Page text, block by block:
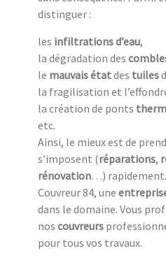
distinguer :
les infiltrations d’eau,
la dégradation des
le mauvais étatdes tuiles
la fragilisation et
la création de ponts
etc.
Ainsi, le mieux est de
s’imposent (réparations,
rénovation…)
Couvreur 84, une
dans le domaine. Vous
nos couvreurs
pour tous vos travaux.